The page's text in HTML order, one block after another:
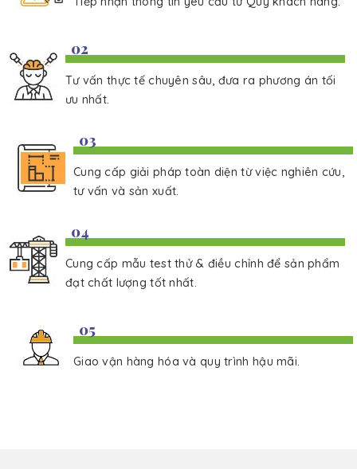
02
Tư vấn thực tế chuyên sâu, đưa ra phương án tối
ưu nhất.
03
Cung cấp giải pháp toàn diện từ việc nghiên cứu,
tư vấn và sản xuất.
04
Cung cấp mẫu test thử & điều chỉnh để sản phẩm
đạt chất lượng tốt nhất.
05
Giao vận hàng hóa và quy trình hậu mãi.